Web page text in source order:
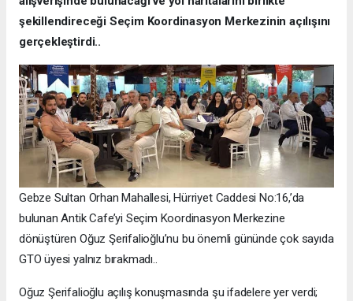
şekillendireceği Seçim Koordinasyon Merkezinin açılışını
gerçekleştirdi..
Gebze Sultan Orhan Mahallesi, Hürriyet Caddesi No:16,’da
bulunan Antik Cafe’yi Seçim Koordinasyon Merkezine
dönüştüren Oğuz Şerifalioğlu’nu bu önemli gününde çok sayıda
GTO üyesi yalnız bırakmadı..
Oğuz Şerifalioğlu açılış konuşmasında şu ifadelere yer verdi;